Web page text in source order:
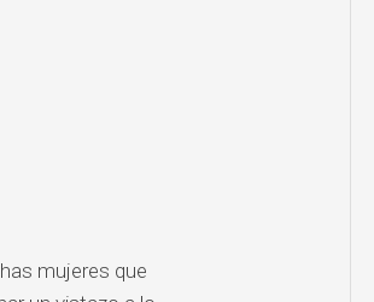
mujeres que